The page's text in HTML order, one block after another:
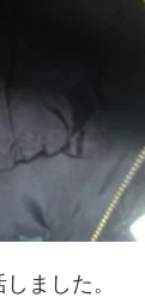
ました。